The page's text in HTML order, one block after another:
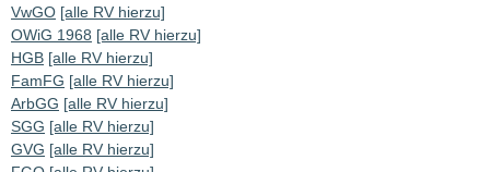
VwGO [alle RV hierzu]
OWiG 1968 [alle RV hierzu]
HGB [alle RV hierzu]
FamFG [alle RV hierzu]
ArbGG [alle RV hierzu]
SGG [alle RV hierzu]
GVG [alle RV hierzu]